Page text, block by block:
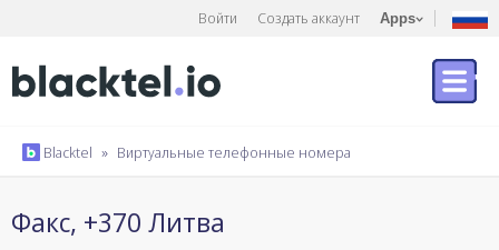
Войти Создать аккаунт Apps
Blacktel » Виртуальные телефонные номера
Факс, +370 Литва